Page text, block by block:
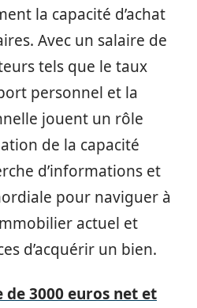
la capacité d’achat
Avec un salaire de
tels que le taux
personnel et la
jouent un rôle
de la capacité
d’informations et
pour naviguer à
actuel et
d’acquérir un bien.
de 3000 euros net et